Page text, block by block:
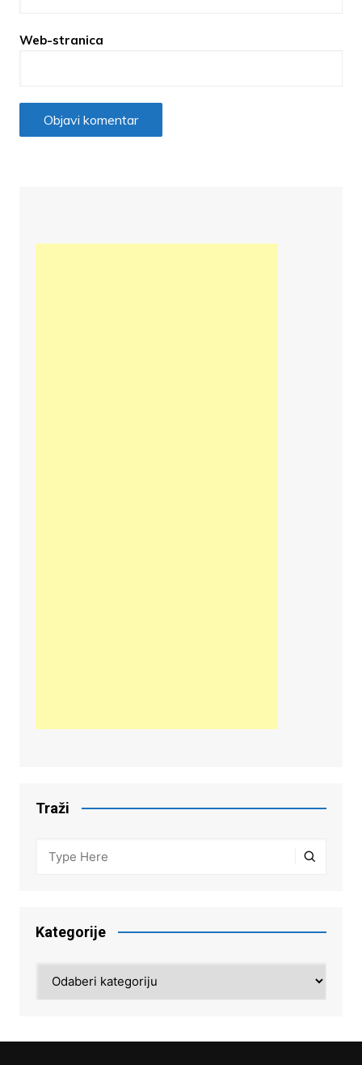
Web-stranica
Traži
Kategorije